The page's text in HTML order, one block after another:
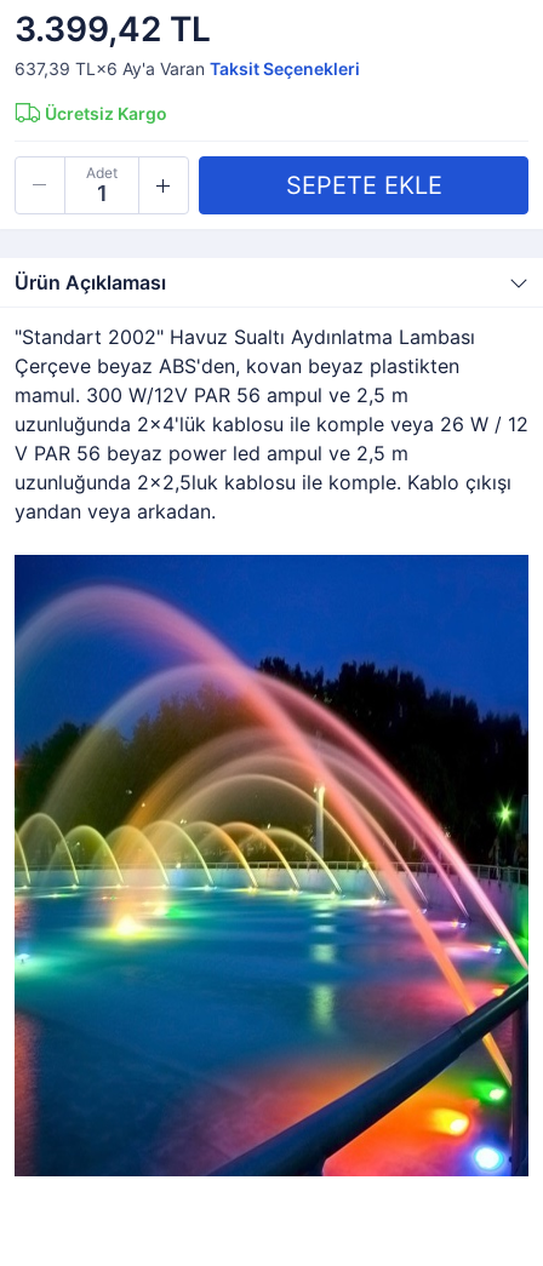
3.399,42 TL
637,39 TL×6 Ay'a Varan Taksit Seçenekleri
Ücretsiz Kargo
Adet
Ürün Açıklaması
"Standart 2002" Havuz Sualtı Aydınlatma Lambası
Çerçeve beyaz ABS'den, kovan beyaz plastikten
mamul. 300 W/12V PAR 56 ampul ve 2,5 m
uzunluğunda 2x4'lük kablosu ile komple veya 26 W / 12
V PAR 56 beyaz power led ampul ve 2,5 m
uzunluğunda 2x2,5luk kablosu ile komple. Kablo çıkışı
yandan veya arkadan.